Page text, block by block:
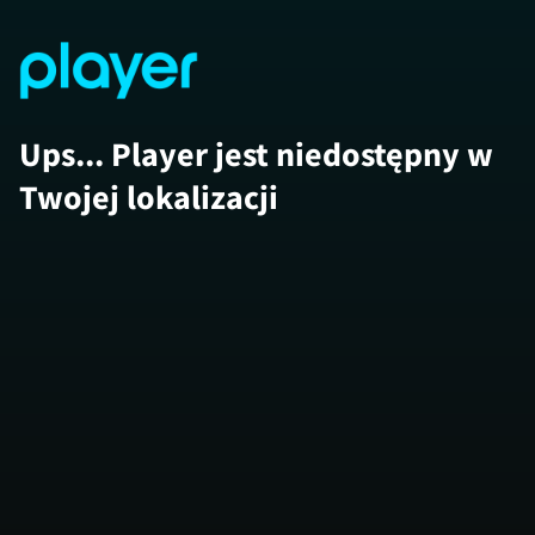
Ups... Player jest niedostępny w
Twojej lokalizacji